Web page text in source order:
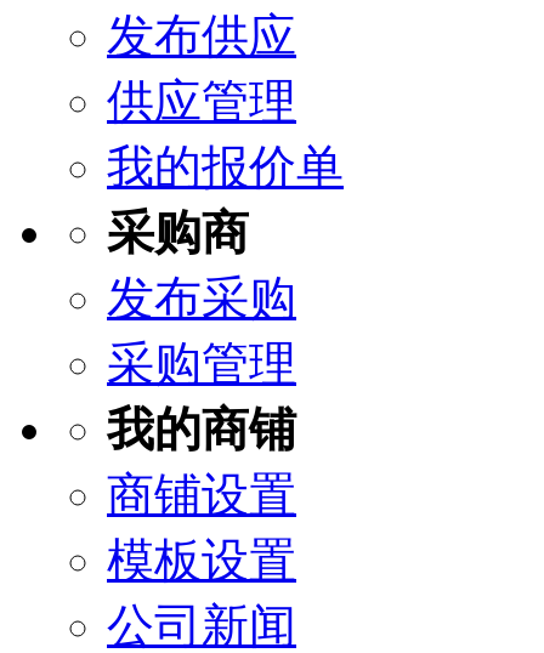
发布供应
供应管理
我的报价单
采购商
发布采购
采购管理
我的商铺
商铺设置
模板设置
公司新闻